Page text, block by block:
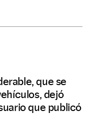
que se
dejó
que publicó